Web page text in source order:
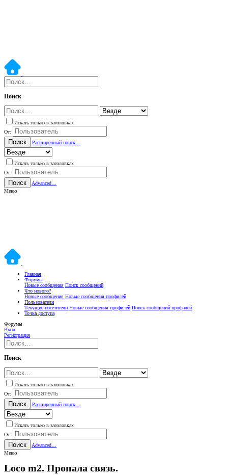
Поиск
Искать только в заголовках
От:
Поиск Расширенный поиск…
Искать только в заголовках
От:
Поиск
Advanced…
Меню
Главная
Форумы
Новые сообщения Поиск сообщений
Что нового?
Новые сообщения Новые сообщения профилей
Пользователи
Текущие посетители Новые сообщения профилей Поиск сообщений профилей
Точка доступа
Форумы
Вход
Регистрация
Поиск
Искать только в заголовках
От:
Поиск Расширенный поиск…
Искать только в заголовках
От:
Поиск
Advanced…
Меню
Loco m2. Пропала связь.